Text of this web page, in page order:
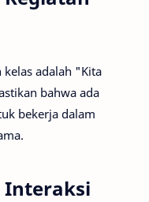
kelas adalah "Kita
bahwa ada
bekerja dalam
Interaksi